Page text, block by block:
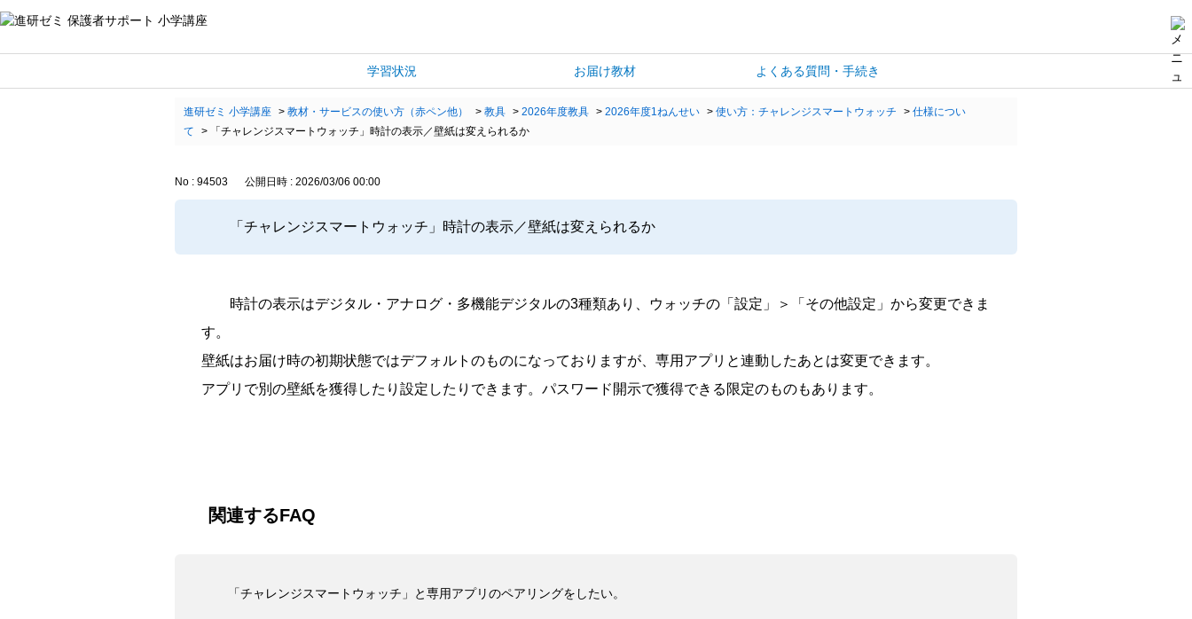
学習状況 お届け教材 よくある質問・手続き
進研ゼミ 小学講座 > 教材・サービスの使い方（赤ペン他） > 教具 > 2026年度教具 > 2026年度1ねんせい > 使い方：チャレンジスマートウォッチ > 仕様につい
て
> 「チャレンジスマートウォッチ」時計の表示／壁紙は変えられるか
No : 94503 公開日時 : 2026/03/06 00:00
「チャレンジスマートウォッチ」時計の表示／壁紙は変えられるか
時計の表示はデジタル・アナログ・多機能デジタルの3種類あり、ウォッチの「設定」＞「その他設定」から変更できま
す。
壁紙はお届け時の初期状態ではデフォルトのものになっておりますが、専用アプリと連動したあとは変更できます。
アプリで別の壁紙を獲得したり設定したりできます。パスワード開示で獲得できる限定のものもあります。
関連するFAQ
「チャレンジスマートウォッチ」と専用アプリのペアリングをしたい。